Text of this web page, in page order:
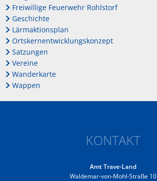
Freiwillige Feuerwehr Rohlstorf
Geschichte
Lärmaktionsplan
Ortskernentwicklungskonzept
Satzungen
Vereine
Wanderkarte
Wappen
KONTAKT
Amt Trave-Land
Waldemar-von-Mohl-Straße 10